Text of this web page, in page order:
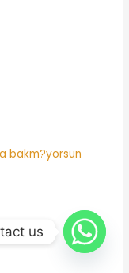
bakm?yorsun
us